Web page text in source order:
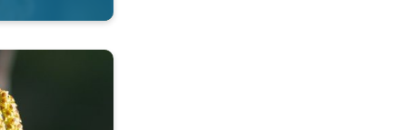
Uygulama özelliği. . .